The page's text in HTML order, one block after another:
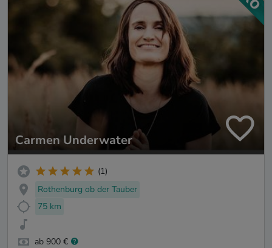
Carmen Underwater
(1)
Rothenburg ob der Tauber
75 km
ab 900 €